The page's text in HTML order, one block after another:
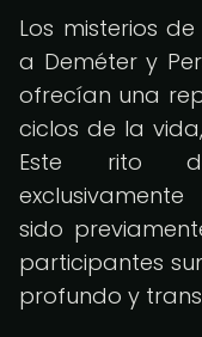
Los misterios
a Deméter y
ofrecían una
ciclos de la
Este rito
sido
participantes
profundo y